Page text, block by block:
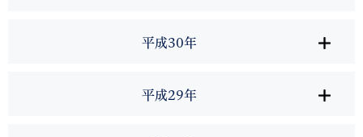
平成30年
平成29年